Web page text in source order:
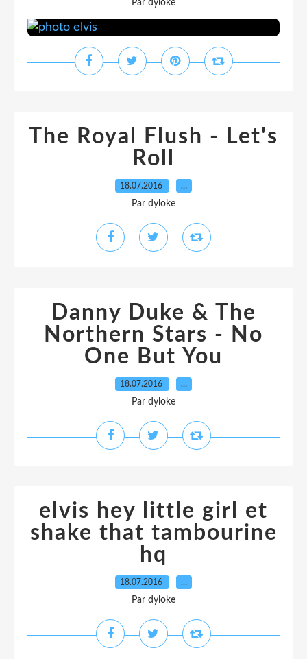
Par dyloke
The Royal Flush - Let's
Roll
18.07.2016 …
Par dyloke
Danny Duke & The
Northern Stars - No
One But You
18.07.2016 …
Par dyloke
elvis hey little girl et
shake that tambourine
hq
18.07.2016 …
Par dyloke